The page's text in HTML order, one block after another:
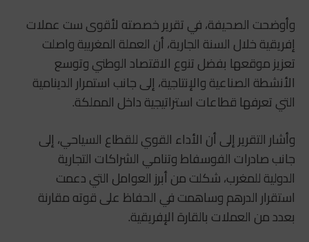
وأوضحت الصحيفة، في تقرير خصصته لأقوى ست عملات
إفريقية خلال السنة الجارية، أن العملة المغربية واصلت
تعزيز موقعها بفضل تنوع الاقتصاد الوطني وتوسع
الأنشطة الصناعية والإنتاجية، إلى جانب استمرار الدينامية
التي تعرفها قطاعات استراتيجية داخل المملكة.
وأشار التقرير إلى أن الأداء القوي للقطاع السياحي، إلى
جانب صادرات الفوسفاط وتنامي الشراكات التجارية
الدولية للمغرب، شكلت من أبرز العوامل التي دعمت
استقرار الدرهم وساهمت في الحفاظ على قوته مقارنة
بعدد من العملات بالقارة الإفريقية.